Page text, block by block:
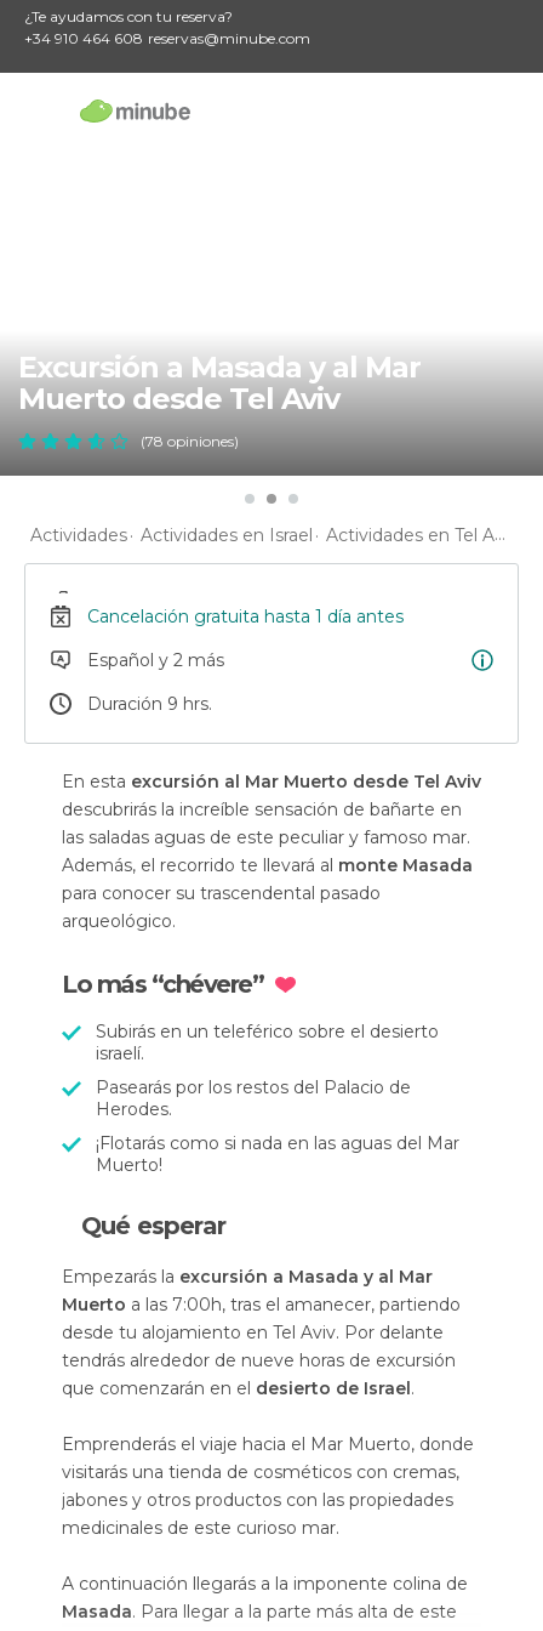
¿Te ayudamos con tu reserva?
+34 910 464 608 reservas@minube.com
Excursión a Masada y al Mar
Muerto desde Tel Aviv
(78 opiniones)
Actividades Actividades en Israel Actividades en Tel Aviv
Cancelación gratuita hasta 1 día antes
Español y 2 más
Duración 9 hrs.
En esta excursión al Mar Muerto desde Tel Aviv
descubrirás la increíble sensación de bañarte en
las saladas aguas de este peculiar y famoso mar.
Además, el recorrido te llevará al monte Masada
para conocer su trascendental pasado
arqueológico.
Lo más “chévere”
Subirás en un teleférico sobre el desierto
israelí.
Pasearás por los restos del Palacio de
Herodes.
¡Flotarás como si nada en las aguas del Mar
Muerto!
Qué esperar
Empezarás la excursión a Masada y al Mar
Muerto a las 7:00h, tras el amanecer, partiendo
desde tu alojamiento en Tel Aviv. Por delante
tendrás alrededor de nueve horas de excursión
que comenzarán en el desierto de Israel.
Emprenderás el viaje hacia el Mar Muerto, donde
visitarás una tienda de cosméticos con cremas,
jabones y otros productos con las propiedades
medicinales de este curioso mar.
A continuación llegarás a la imponente colina de
Masada. Para llegar a la parte más alta de este